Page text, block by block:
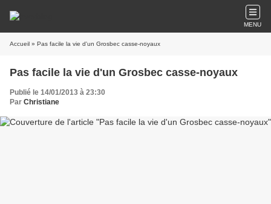
MENU
Accueil » Pas facile la vie d'un Grosbec casse-noyaux
Pas facile la vie d'un Grosbec casse-noyaux
Publié le 14/01/2013 à 23:30
Par Christiane